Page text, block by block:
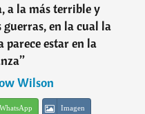
a la más terrible y
guerras, en la cual la
estar en la
”
Wilson
WhatsApp Imagen